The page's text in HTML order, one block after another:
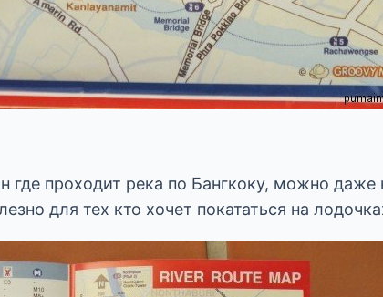
где проходит река по Бангкоку, можно даже
для тех кто хочет покататься на